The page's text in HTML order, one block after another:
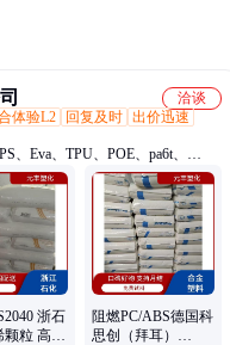
洽谈
体验L2 回复及时 出价迅速
、Eva、TPU、POE、pa6t、
、M800e、PVDF、Pmma、
、Abs747、Abs757、独山子
浙石
颗粒 高强
阻燃PC/ABS德国科
思创（拜耳）